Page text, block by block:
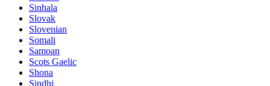
Sinhala
Slovak
Slovenian
Somali
Samoan
Scots Gaelic
Shona
Sindhi